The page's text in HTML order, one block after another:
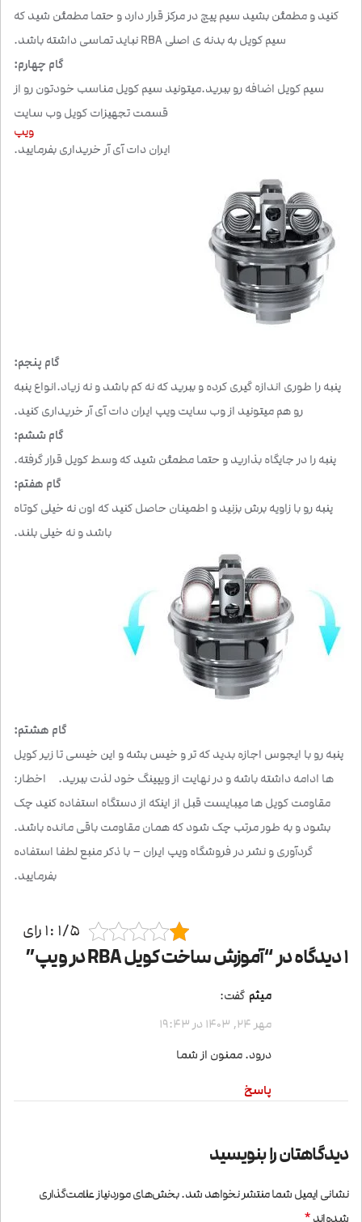
کنید و مطمئن بشید سیم پیچ در مرکز قرار دارد و حتما مطمئن شید که
سیم کویل به بدنه ی اصلی RBA نباید تماسی داشته باشد.
گام چهارم:
سیم کویل اضافه رو ببرید.میتونید سیم کویل مناسب خودتون رو از
قسمت تجهیزات کویل وب سایت
ویپ
ایران دات آی آر خریداری بفرمایید.
گام پنجم:
پنبه را طوری اندازه گیری کرده و ببرید که نه کم باشد و نه زیاد.انواع پنبه
رو هم میتونید از وب سایت ویپ ایران دات آی آر خریداری کنید.
گام ششم:
پنبه را در جایگاه بذارید و حتما مطمئن شید که وسط کویل قرار گرفته.
گام هفتم:
پنبه رو با زاویه برش بزنید و اطمینان حاصل کنید که اون نه خیلی کوتاه
باشد و نه خیلی بلند.
گام هشتم:
پنبه رو با ایجوس اجازه بدید که تر و خیس بشه و این خیسی تا زیر کویل
ها ادامه داشته باشه و در نهایت از ویپینگ خود لذت ببرید. اخطار:
مقاومت کویل ها میبایست قبل از اینکه از دستگاه استفاده کنید چک
بشود و به طور مرتب چک شود که همان مقاومت باقی مانده باشد.
گردآوری و نشر در فروشگاه ویپ ایران – با ذکر منبع لطفا استفاده
بفرمایید.
1/5 :1 رای
1 دیدگاه در “ آموزش ساخت کویل RBA در ویپ ”
میثم گفت:
مهر 24, 1403 در 19:43
درود. ممنون از شما
پاسخ
دیدگاهتان را بنویسید
نشانی ایمیل شما منتشر نخواهد شد.بخش‌های موردنیاز علامت‌گذاری
شده‌اند*